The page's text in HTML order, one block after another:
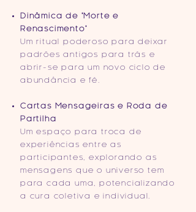
Dinâmica de "Morte e
Renascimento"
Um ritual poderoso para deixar
padrões antigos para trás e
abrir-se para um novo ciclo de
abundância e fé.
Cartas Mensageiras e Roda de
Partilha
Um espaço para troca de
experiências entre as
participantes, explorando as
mensagens que o universo tem
para cada uma, potencializando
a cura coletiva e individual.